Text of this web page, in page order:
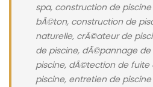
spa, construction de
bÃ©ton, construction de
naturelle, crÃ©ateur de
de piscine, dÃ©pannage
piscine, dÃ©tection de fuite
piscine, entretien de